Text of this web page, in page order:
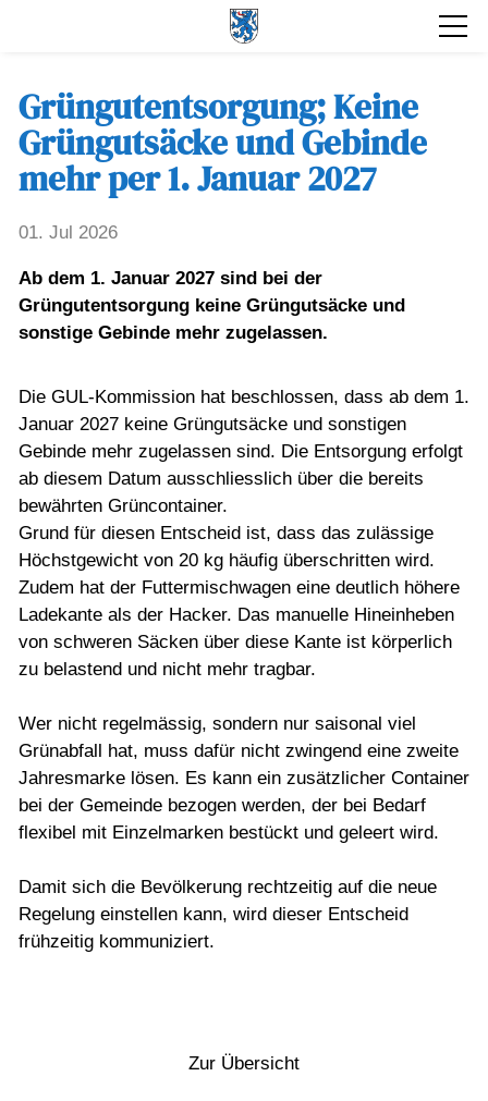
Grüngutentsorgung; Keine
Grüngutsäcke und Gebinde
mehr per 1. Januar 2027
01. Jul 2026
Ab dem 1. Januar 2027 sind bei der
Grüngutentsorgung keine Grüngutsäcke und
sonstige Gebinde mehr zugelassen.
Die GUL-Kommission hat beschlossen, dass ab dem 1.
Januar 2027 keine Grüngutsäcke und sonstigen
Gebinde mehr zugelassen sind. Die Entsorgung erfolgt
ab diesem Datum ausschliesslich über die bereits
bewährten Grüncontainer.
Grund für diesen Entscheid ist, dass das zulässige
Höchstgewicht von 20 kg häufig überschritten wird.
Zudem hat der Futtermischwagen eine deutlich höhere
Ladekante als der Hacker. Das manuelle Hineinheben
von schweren Säcken über diese Kante ist körperlich
zu belastend und nicht mehr tragbar.
Wer nicht regelmässig, sondern nur saisonal viel
Grünabfall hat, muss dafür nicht zwingend eine zweite
Jahresmarke lösen. Es kann ein zusätzlicher Container
bei der Gemeinde bezogen werden, der bei Bedarf
flexibel mit Einzelmarken bestückt und geleert wird.
Damit sich die Bevölkerung rechtzeitig auf die neue
Regelung einstellen kann, wird dieser Entscheid
frühzeitig kommuniziert.
Zur Übersicht